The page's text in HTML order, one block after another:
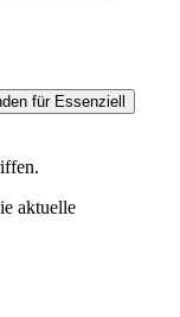
für Essenziell
aktuelle